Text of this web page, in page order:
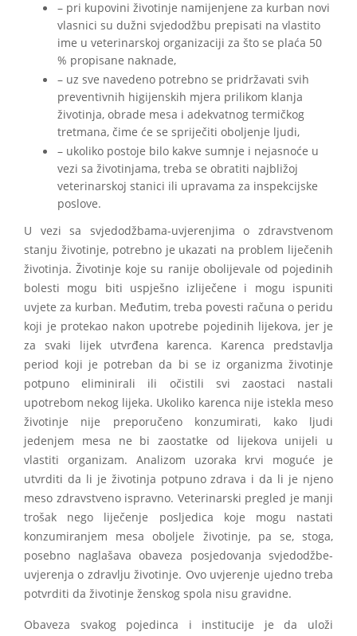
– pri kupovini životinje namijenjene za kurban novi
vlasnici su dužni svjedodžbu prepisati na vlastito
ime u veterinarskoj organizaciji za što se plaća 50
% propisane naknade,
– uz sve navedeno potrebno se pridržavati svih
preventivnih higijenskih mjera prilikom klanja
životinja, obrade mesa i adekvatnog termičkog
tretmana, čime će se spriječiti oboljenje ljudi,
– ukoliko postoje bilo kakve sumnje i nejasnoće u
vezi sa životinjama, treba se obratiti najbližoj
veterinarskoj stanici ili upravama za inspekcijske
poslove.
U vezi sa svjedodžbama-uvjerenjima o zdravstvenom
stanju životinje, potrebno je ukazati na problem liječenih
životinja. Životinje koje su ranije obolijevale od pojedinih
bolesti mogu biti uspješno izliječene i mogu ispuniti
uvjete za kurban. Međutim, treba povesti računa o peridu
koji je protekao nakon upotrebe pojedinih lijekova, jer je
za svaki lijek utvrđena karenca. Karenca predstavlja
period koji je potreban da bi se iz organizma životinje
potpuno eliminirali ili očistili svi zaostaci nastali
upotrebom nekog lijeka. Ukoliko karenca nije istekla meso
životinje nije preporučeno konzumirati, kako ljudi
jedenjem mesa ne bi zaostatke od lijekova unijeli u
vlastiti organizam. Analizom uzoraka krvi moguće je
utvrditi da li je životinja potpuno zdrava i da li je njeno
meso zdravstveno ispravno. Veterinarski pregled je manji
trošak nego liječenje posljedica koje mogu nastati
konzumiranjem mesa oboljele životinje, pa se, stoga,
posebno naglašava obaveza posjedovanja svjedodžbe-
uvjerenja o zdravlju životinje. Ovo uvjerenje ujedno treba
potvrditi da životinje ženskog spola nisu gravidne.
Obaveza svakog pojedinca i institucije je da uloži